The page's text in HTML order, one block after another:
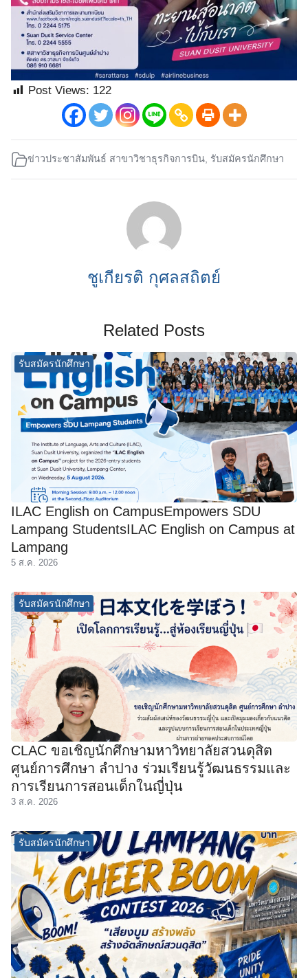
Post Views: 122
ข่าวประชาสัมพันธ์ สาขาวิชาธุรกิจการบิน, รับสมัครนักศึกษา
ชูเกียรติ กุศลสถิตย์
Related Posts
รับสมัครนักศึกษา
ILAC English on CampusEmpowers SDU
Lampang StudentsILAC English on Campus at
Lampang
5 ส.ค. 2026
รับสมัครนักศึกษา
CLAC ขอเชิญนักศึกษามหาวิทยาลัยสวนดุสิต
ศูนย์การศึกษา ลำปาง ร่วมเรียนรู้วัฒนธรรมและ
การเรียนการสอนเด็กในญี่ปุ่น
3 ส.ค. 2026
รับสมัครนักศึกษา